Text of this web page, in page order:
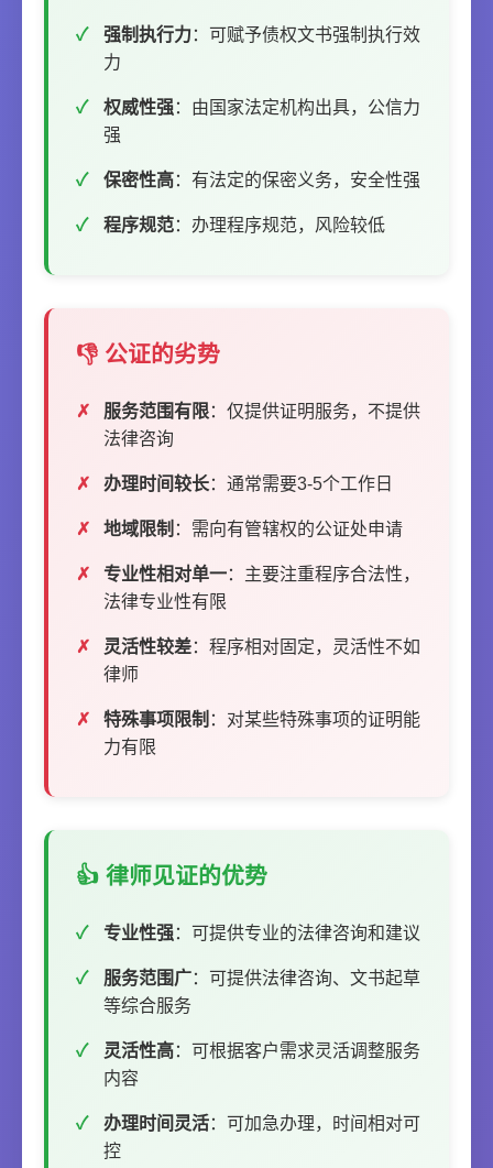
强制执行力：可赋予债权文书强制执行效
力
权威性强：由国家法定机构出具，公信力
强
保密性高：有法定的保密义务，安全性强
程序规范：办理程序规范，风险较低
👎 公证的劣势
服务范围有限：仅提供证明服务，不提供
法律咨询
办理时间较长：通常需要3-5个工作日
地域限制 ：需向有管辖权的公证处申请
专业性相对单一：主要注重程序合法性，
法律专业性有限
灵活性较差：程序相对固定，灵活性不如
律师
特殊事项限制 ：对某些特殊事项的证明能
力有限
👍 律师见证的优势
专业性强：可提供专业的法律咨询和建议
服务范围广：可提供法律咨询、文书起草
等综合服务
灵活性高：可根据客户需求灵活调整服务
内容
办理时间灵活：可加急办理，时间相对可
控